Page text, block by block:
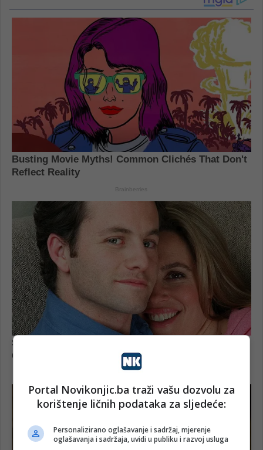
Portal Novikonjic.ba traži vašu dozvolu za
korištenje ličnih podataka za sljedeće:
Personalizirano oglašavanje i sadržaj, mjerenje
oglašavanja i sadržaja, uvidi u publiku i razvoj usluga